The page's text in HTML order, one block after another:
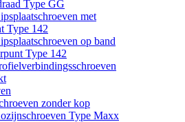
Type GG
met
Type 142
op band
Type 142
zonder kop
Type Maxx